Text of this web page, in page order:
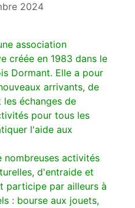
2024
association
créée en 1983 dans le
Dormant. Elle a pour
arrivants, de
échanges de
pour tous les
l'aide aux
nombreuses activités
d'entraide et
participe par ailleurs à
: bourse aux jouets,